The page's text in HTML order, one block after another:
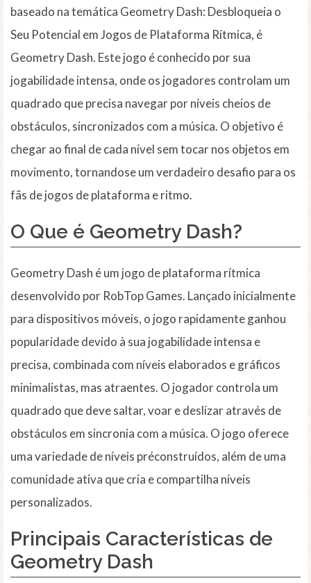
baseado na temática Geometry Dash: Desbloqueia o
Seu Potencial em Jogos de Plataforma Rítmica, é
Geometry Dash. Este jogo é conhecido por sua
jogabilidade intensa, onde os jogadores controlam um
quadrado que precisa navegar por níveis cheios de
obstáculos, sincronizados com a música. O objetivo é
chegar ao final de cada nível sem tocar nos objetos em
movimento, tornandose um verdadeiro desafio para os
fãs de jogos de plataforma e ritmo.
O Que é Geometry Dash?
Geometry Dash é um jogo de plataforma rítmica
desenvolvido por RobTop Games. Lançado inicialmente
para dispositivos móveis, o jogo rapidamente ganhou
popularidade devido à sua jogabilidade intensa e
precisa, combinada com níveis elaborados e gráficos
minimalistas, mas atraentes. O jogador controla um
quadrado que deve saltar, voar e deslizar através de
obstáculos em sincronia com a música. O jogo oferece
uma variedade de níveis préconstruídos, além de uma
comunidade ativa que cria e compartilha níveis
personalizados.
Principais Características de
Geometry Dash